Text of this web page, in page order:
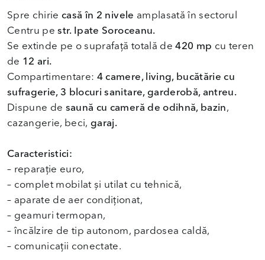
Spre chirie casă în 2 nivele amplasată în sectorul
Centru pe str. Ipate Soroceanu.
Se extinde pe o suprafață totală de420 mp cu teren
de 12 ari.
Compartimentare: 4 camere, living, bucătărie cu
sufragerie, 3 blocuri sanitare, garderobă, antreu.
Dispune de saună cu cameră de odihnă, bazin,
cazangerie, beci, garaj.
Caracteristici:
– reparație euro,
– complet mobilat și utilat cu tehnică,
– aparate de aer condiționat,
– geamuri termopan,
– încălzire de tip autonom, pardosea caldă,
– comunicații conectate.